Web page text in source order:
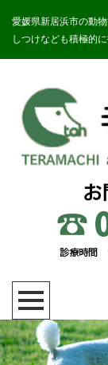
愛媛県新居浜市の動
しつけなども積極的